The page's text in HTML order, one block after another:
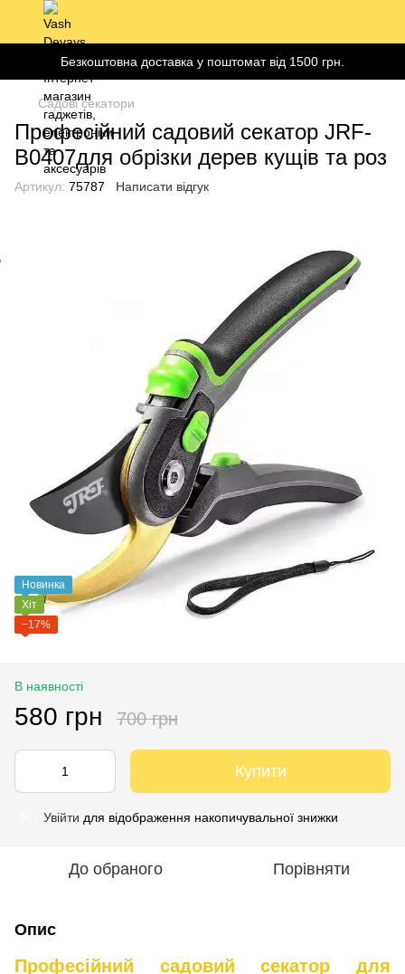
Безкоштовна доставка у поштомат від 1500 грн.
Садові секатори
Професійний садовий секатор JRF-
B0407для обрізки дерев кущів та роз
Артикул: 75787 Написати відгук
Новинка
Хіт
−17%
В наявності
580 грн 700 грн
Купити
Увійти для відображення накопичувальної знижки
До обраного Порівняти
Опис
Професійний садовий секатор для